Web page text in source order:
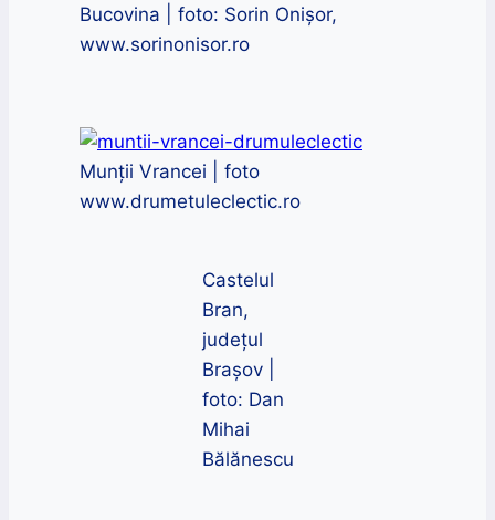
Bucovina | foto: Sorin Onișor,
www.sorinonisor.ro
Munții Vrancei | foto
www.drumetuleclectic.ro
Castelul
Bran,
județul
Brașov |
foto: Dan
Mihai
Bălănescu